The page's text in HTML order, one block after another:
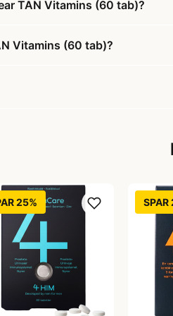
TAN Vitamins (60 tab)?
Vitamins (60 tab)?
25% SPAR